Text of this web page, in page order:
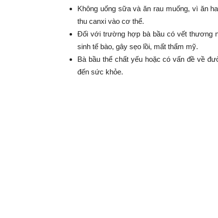
Không uống sữa và ăn rau muống, vì ăn
thu canxi vào cơ thể.
Đối với trường hợp bà bầu có vết thương
sinh tế bào, gây sẹo lồi, mất thẩm mỹ.
Bà bầu thể chất yếu hoặc có vấn đề về
đến sức khỏe.